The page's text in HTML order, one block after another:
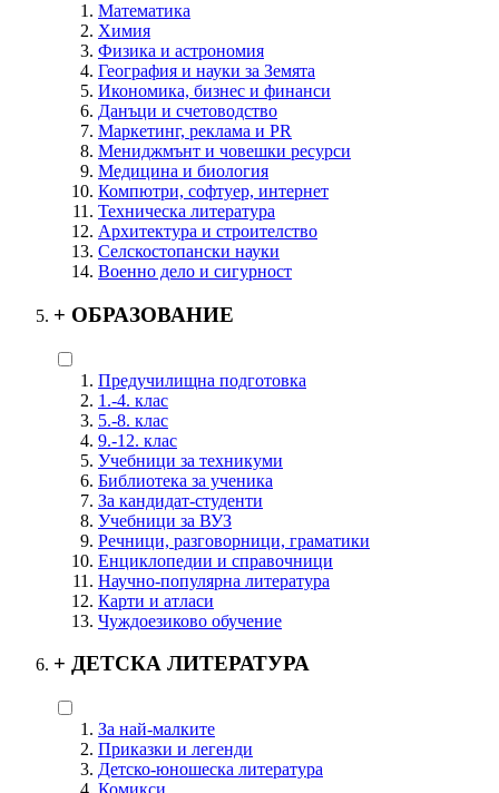
Математика
Химия
Физика и астрономия
География и науки за Земята
Икономика, бизнес и финанси
Данъци и счетоводство
Маркетинг, реклама и PR
Мениджмънт и човешки ресурси
Медицина и биология
Компютри, софтуер, интернет
Техническа литература
Архитектура и строителство
Селскостопански науки
Военно дело и сигурност
+ ОБРАЗОВАНИЕ
Предучилищна подготовка
1.-4. клас
5.-8. клас
9.-12. клас
Учебници за техникуми
Библиотека за ученика
За кандидат-студенти
Учебници за ВУЗ
Речници, разговорници, граматики
Енциклопедии и справочници
Научно-популярна литература
Карти и атласи
Чуждоезиково обучение
+ ДЕТСКА ЛИТЕРАТУРА
За най-малките
Приказки и легенди
Детско-юношеска литература
Комикси